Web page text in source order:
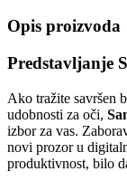
Opis proizvoda
Predstavljanje
Ako tražite savršen
udobnosti za oči,
izbor za vas.
novi prozor u
produktivnost, bilo